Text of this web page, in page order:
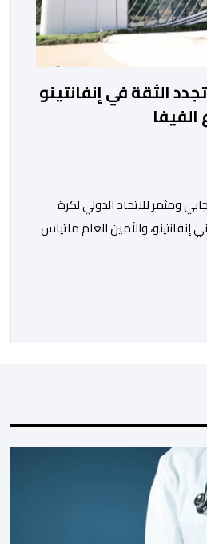
الثقة في إنفانتينو
ومثمر للاتحاد الدولي لكرة
إنفانتينو، والأمين العام ماتياس
من قِبل 211 اتحادا […]